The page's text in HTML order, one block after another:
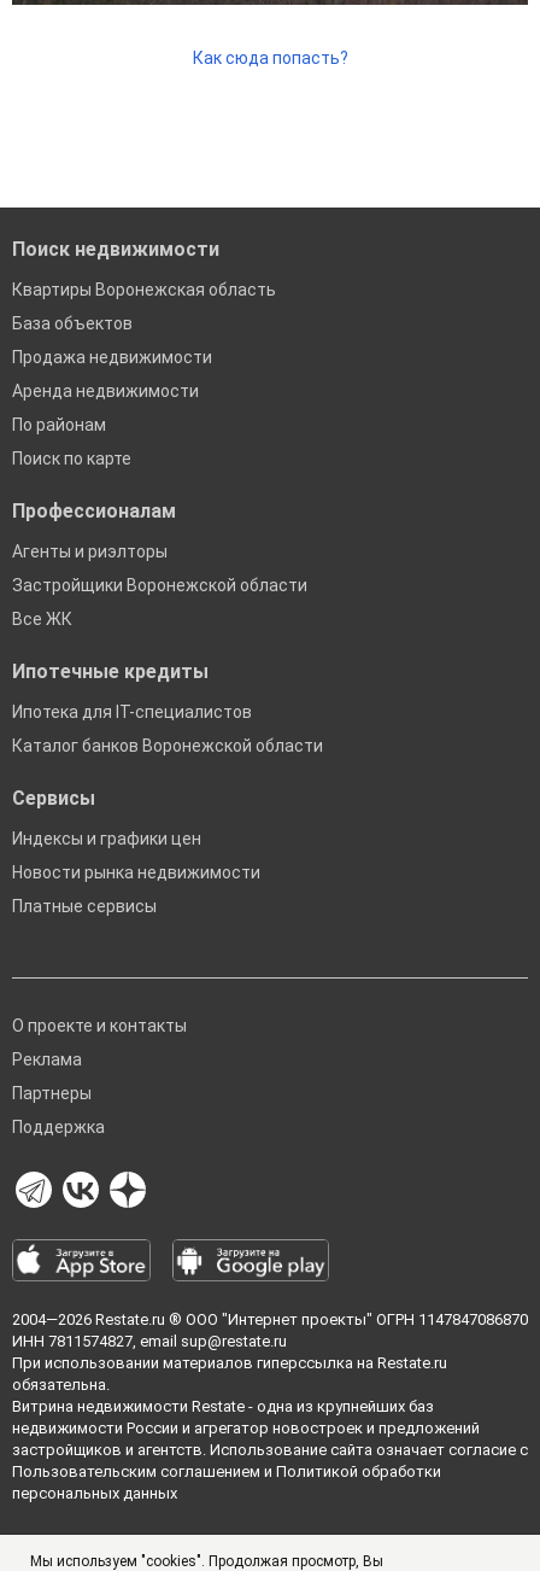
Как сюда попасть?
Поиск недвижимости
Квартиры Воронежская область
База объектов
Продажа недвижимости
Аренда недвижимости
По районам
Поиск по карте
Профессионалам
Агенты и риэлторы
Застройщики Воронежской области
Все ЖК
Ипотечные кредиты
Ипотека для IT-специалистов
Каталог банков Воронежской области
Сервисы
Индексы и графики цен
Новости рынка недвижимости
Платные сервисы
О проекте и контакты
Реклама
Партнеры
Поддержка
2004—2026 Restate.ru ® ООО "Интернет проекты" ОГРН 1147847086870
ИНН 7811574827, email sup@restate.ru
При использовании материалов гиперссылка на Restate.ru
обязательна.
Витрина недвижимости Restate - одна из крупнейших баз
недвижимости России и агрегатор новостроек и предложений
застройщиков и агентств. Использование сайта означает согласие с
Пользовательским соглашением и Политикой обработки
персональных данных
Мы используем "cookies". Продолжая просмотр, Вы